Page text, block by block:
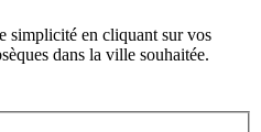
simplicité en cliquant sur vos
dans la ville souhaitée.